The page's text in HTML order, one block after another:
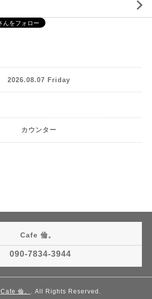
2026.08.07 Friday
カウンター
Cafe 倫。
090-7834-3944
Cafe 倫。 . All Rights Reserved.